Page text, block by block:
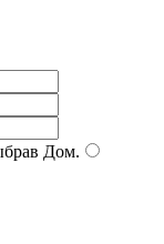
Дом.